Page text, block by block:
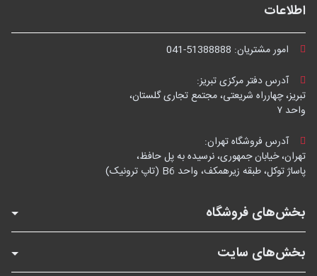
اطلاعات
امور مشتریان: 041-51388888
آدرس دفتر مرکزی تبریز:
تبریز، چهارراه شریعتی، مجتمع تجاری گلستان،
واحد ۷
آدرس فروشگاه تهران:
تهران، خیابان جمهوری، نرسیده به پل حافظ،
پاساژ توکل، طبقه زیرهمکف، واحد B6 (تاپ ترونیک)
بخش‌های فروشگاه
بخش‌های سایت